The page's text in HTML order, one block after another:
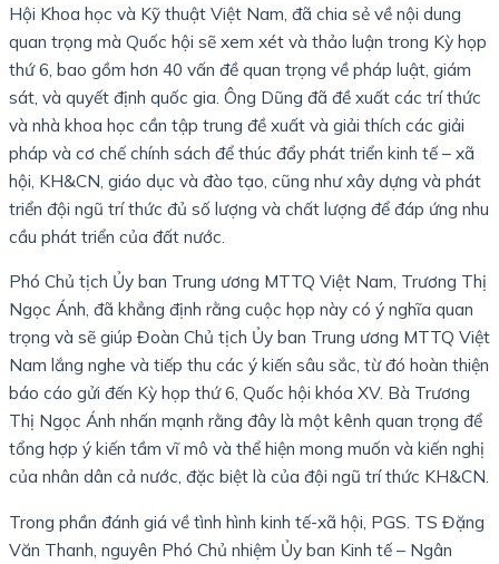
Hội Khoa học và Kỹ thuật Việt Nam, đã chia sẻ về nội dung
quan trọng mà Quốc hội sẽ xem xét và thảo luận trong Kỳ họp
thứ 6, bao gồm hơn 40 vấn đề quan trọng về pháp luật, giám
sát, và quyết định quốc gia. Ông Dũng đã đề xuất các trí thức
và nhà khoa học cần tập trung đề xuất và giải thích các giải
pháp và cơ chế chính sách để thúc đẩy phát triển kinh tế – xã
hội, KH&CN, giáo dục và đào tạo, cũng như xây dựng và phát
triển đội ngũ trí thức đủ số lượng và chất lượng để đáp ứng nhu
cầu phát triển của đất nước.
Phó Chủ tịch Ủy ban Trung ương MTTQ Việt Nam, Trương Thị
Ngọc Ánh, đã khẳng định rằng cuộc họp này có ý nghĩa quan
trọng và sẽ giúp Đoàn Chủ tịch Ủy ban Trung ương MTTQ Việt
Nam lắng nghe và tiếp thu các ý kiến sâu sắc, từ đó hoàn thiện
báo cáo gửi đến Kỳ họp thứ 6, Quốc hội khóa XV. Bà Trương
Thị Ngọc Ánh nhấn mạnh rằng đây là một kênh quan trọng để
tổng hợp ý kiến ​​tầm vĩ mô và thể hiện mong muốn và kiến ​​nghị
của nhân dân cả nước, đặc biệt là của đội ngũ trí thức KH&CN.
Trong phần đánh giá về tình hình kinh tế-xã hội, PGS. TS Đặng
Văn Thanh, nguyên Phó Chủ nhiệm Ủy ban Kinh tế – Ngân